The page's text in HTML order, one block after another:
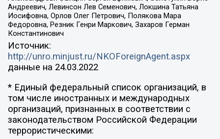
Андреевич, Левинсон Лев Семенович, Локшина Татьяна
Иосифовна, Орлов Олег Петрович, Полякова Мара
Федоровна, Резник Генри Маркович, Захаров Герман
Константинович
Источник:
http://unro.minjust.ru/NKOForeignAgent.aspx
данные на 24.03.2022
* Единый федеральный список организаций, в
том числе иностранных и международных
организаций, признанных в соответствии с
законодательством Российской Федерации
террористическими: